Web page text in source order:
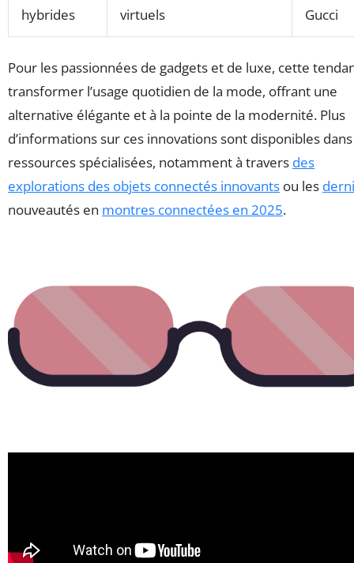
hybrides virtuels Gucci
Pour les passionnées de gadgets et de luxe, cette
transformer l’usage quotidien de la mode, offrant une
alternative élégante et à la pointe de la modernité. Plus
d’informations sur ces innovations sont disponibles
ressources spécialisées, notamment à travers des
explorations des objets connectés innovants ou les
nouveautés en montres connectées en 2025.